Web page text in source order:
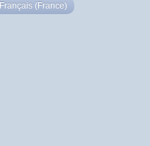
Français (France)